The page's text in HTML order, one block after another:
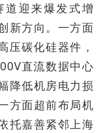
迎来爆发式增
新方向。一方面
碳化硅器件，
直流数据中心
降低机房电力损
方面超前布局机
托嘉善紧邻上海